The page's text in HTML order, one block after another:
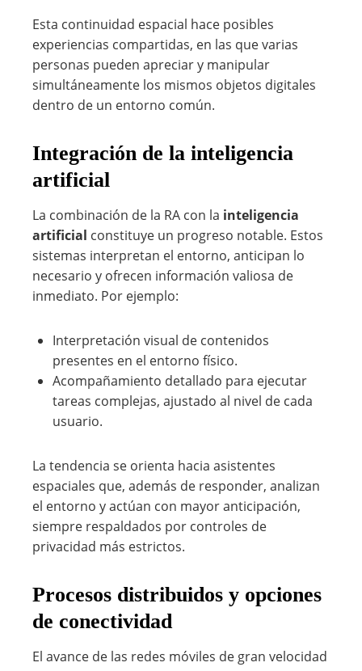
Esta continuidad espacial hace posibles
experiencias compartidas, en las que varias
personas pueden apreciar y manipular
simultáneamente los mismos objetos digitales
dentro de un entorno común.
Integración de la inteligencia
artificial
La combinación de la RA con la inteligencia
artificial constituye un progreso notable. Estos
sistemas interpretan el entorno, anticipan lo
necesario y ofrecen información valiosa de
inmediato. Por ejemplo:
Interpretación visual de contenidos
presentes en el entorno físico.
Acompañamiento detallado para ejecutar
tareas complejas, ajustado al nivel de cada
usuario.
La tendencia se orienta hacia asistentes
espaciales que, además de responder, analizan
el entorno y actúan con mayor anticipación,
siempre respaldados por controles de
privacidad más estrictos.
Procesos distribuidos y opciones
de conectividad
El avance de las redes móviles de gran velocidad